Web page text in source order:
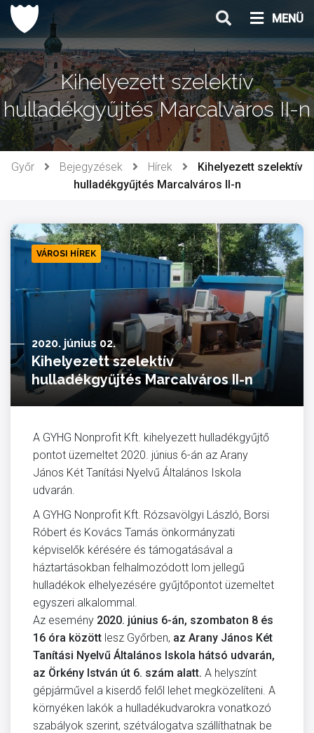
Ugrás
tartalomhoz
MENÜ
Kihelyezett szelektív
hulladékgyűjtés Marcalváros II-n
Győr Bejegyzések Hírek
Kihelyezett szelektív
hulladékgyűjtés Marcalváros II-n
VÁROSI HÍREK
2020. június 02.
Kihelyezett szelektív
hulladékgyűjtés Marcalváros II-n
A GYHG Nonprofit Kft. kihelyezett hulladékgyűjtő
pontot üzemeltet 2020. június 6-án az Arany
János Két Tanítási Nyelvű Általános Iskola
udvarán.
A GYHG Nonprofit Kft. Rózsavölgyi László, Borsi
Róbert és Kovács Tamás önkormányzati
képviselők kérésére és támogatásával a
háztartásokban felhalmozódott lom jellegű
hulladékok elhelyezésére gyűjtőpontot üzemeltet
egyszeri alkalommal.
Az esemény 2020. június 6-án, szombaton 8 és
16 óra között lesz Győrben, az Arany János Két
Tanítási Nyelvű Általános Iskola hátsó udvarán,
az Örkény István út 6. szám alatt. A helyszínt
gépjárművel a kiserdő felől lehet megközelíteni. A
környéken lakók a hulladékudvarokra vonatkozó
szabályok szerint, szétválogatva szállíthatnak be